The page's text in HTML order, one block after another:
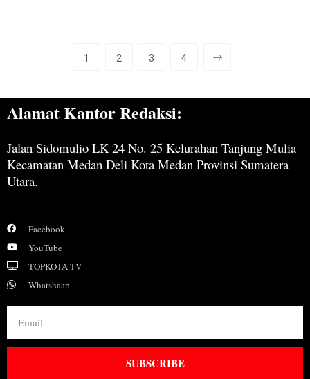
1 2 3 4
Alamat Kantor Redaksi:
Jalan Sidomulio LK 24 No. 25 Kelurahan Tanjung Mulia
Kecamatan Medan Deli Kota Medan Provinsi Sumatera
Utara.
Facebook
YouTube
TOPKOTA TV
Whatshaap
SUBSCRIBE